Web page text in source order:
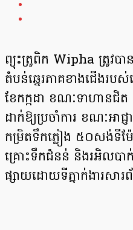
ព្យុះត្រូពិក Wipha ត្រូវប
តំបន់ឆ្នេរភាគខាងជើងរប
ខែកក្កដា ខណៈទាហានជិ
ដាក់ឱ្យប្រចាំការ ខណៈអាជ្
កម្រិតទឹកភ្លៀង ៥០សង់ទីម៉
គ្រោះទឹកជំនន់ និងរអិលបា
ផ្សាយដោយទីភ្នាក់ងារសា